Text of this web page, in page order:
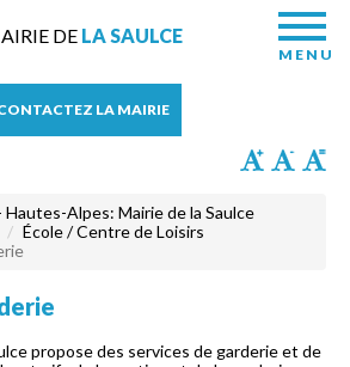
DE LA SAULCE
MENU
LA MAIRIE
Hautes-Alpes: Mairie de la Saulce
École / Centre de Loisirs
propose des services de garderie et de